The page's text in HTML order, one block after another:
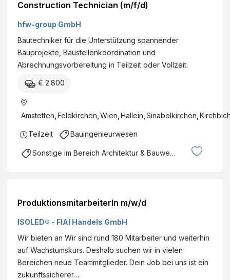
Construction Technician (m/f/d)
hfw-group GmbH
Bautechniker für die Unterstützung spannender
Bauprojekte, Baustellenkoordination und
Abrechnungsvorbereitung in Teilzeit oder Vollzeit.
€ 2.800
Amstetten Feldkirchen Wien Hallein Sinabelkirchen
Teilzeit Bauingenieurwesen
Sonstige im Bereich Architektur & Bauwesen
ProduktionsmitarbeiterIn m/w/d
ISOLED® - FIAI Handels GmbH
Wir bieten an Wir sind rund 180 Mitarbeiter und weiterhin
auf Wachstumskurs. Deshalb suchen wir in vielen
Bereichen neue Teammitglieder. Dein Job bei uns ist ein
zukunftssicherer…